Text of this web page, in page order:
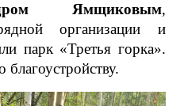
Ямщиковым,
организации и
парк «Третья горка».
благоустройству.